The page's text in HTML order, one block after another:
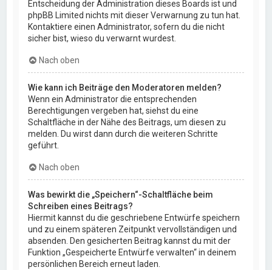
Entscheidung der Administration dieses Boards ist und
phpBB Limited nichts mit dieser Verwarnung zu tun hat.
Kontaktiere einen Administrator, sofern du die nicht
sicher bist, wieso du verwarnt wurdest.
Nach oben
Wie kann ich Beiträge den Moderatoren melden?
Wenn ein Administrator die entsprechenden
Berechtigungen vergeben hat, siehst du eine
Schaltfläche in der Nähe des Beitrags, um diesen zu
melden. Du wirst dann durch die weiteren Schritte
geführt.
Nach oben
Was bewirkt die „Speichern“-Schaltfläche beim
Schreiben eines Beitrags?
Hiermit kannst du die geschriebene Entwürfe speichern
und zu einem späteren Zeitpunkt vervollständigen und
absenden. Den gesicherten Beitrag kannst du mit der
Funktion „Gespeicherte Entwürfe verwalten“ in deinem
persönlichen Bereich erneut laden.